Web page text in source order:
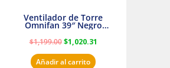
Ventilador de Torre
Omnifan 39″ Negro
$1,199.00 $1,020.31
Añadir al carrito